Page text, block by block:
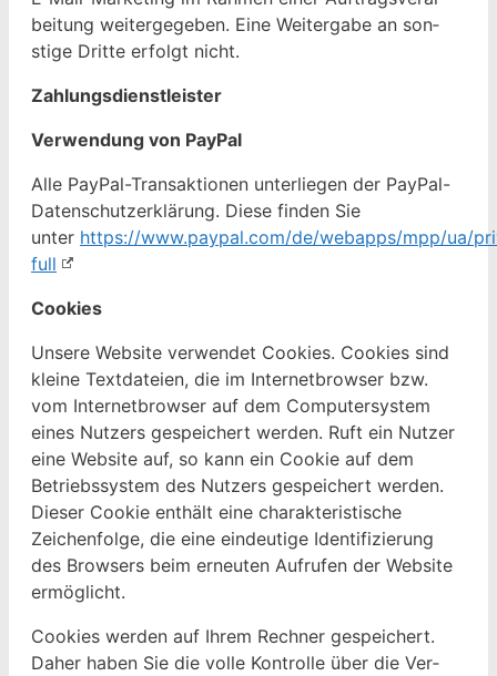
beitung weit­ergegeben. Eine Weit­er­gabe an son­
stige Dritte erfol­gt nicht.
Zahlungs­di­en­stleis­ter
Ver­wen­dung von PayPal
Alle Pay­Pal-Transak­tio­nen unter­liegen der Pay­Pal-
Daten­schutzerk­lärung. Diese find­en Sie
unter https://www.paypal.com/de/webapps/mpp/ua/
full
Cook­ies
Unsere Web­site ver­wen­det Cook­ies. Cook­ies sind
kleine Text­dateien, die im Inter­net­brows­er bzw.
vom Inter­net­brows­er auf dem Com­put­er­sys­tem
eines Nutzers gespe­ichert wer­den. Ruft ein Nutzer
eine Web­site auf, so kann ein Cook­ie auf dem
Betrieb­ssys­tem des Nutzers gespe­ichert wer­den.
Dieser Cook­ie enthält eine charak­ter­is­tis­che
Zeichen­folge, die eine ein­deutige Iden­ti­fizierung
des Browsers beim erneuten Aufrufen der Web­site
ermöglicht.
Cook­ies wer­den auf Ihrem Rech­n­er gespe­ichert.
Daher haben Sie die volle Kon­trolle über die Ver­